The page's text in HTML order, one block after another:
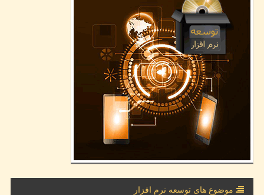
موضوع های توسعه نرم افزار